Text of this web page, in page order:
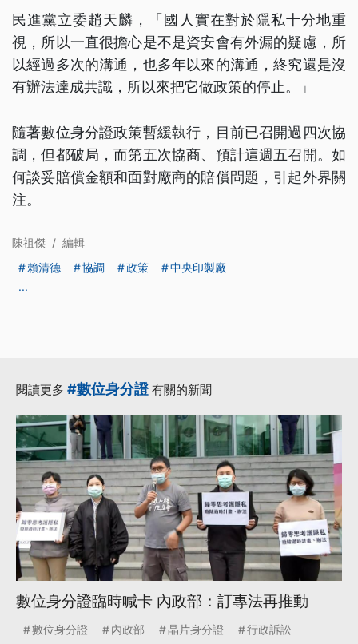
民進黨立委趙天麟，「國人實在對於隱私十分地重
視，所以一直很擔心是不是資安會有外漏的疑慮，所
以經過多次的溝通，也多年以來的溝通，終究還是沒
有辦法達成共識，所以來把它做政策的停止。」
隨著數位身分證政策暫緩執行，目前已召開過四次協
調，但都破局，而第五次協商、預計這週五召開。如
何談妥賠償金額和面對廠商的賠償問題，引起外界關
注。
陳祖傑 / 編輯
賴清德
協調 政策
中央印製廠
...
閱讀更多 #數位身分證有關的新聞
數位身分證臨時喊卡 內政部：訂專法再推動
數位身分證 內政部 晶片身分證 行政訴訟